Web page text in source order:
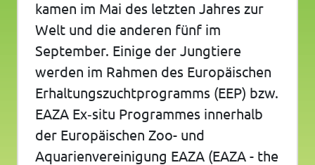
kamen im Mai des letzten Jahres zur
Welt und die anderen fünf im
September. Einige der Jungtiere
werden im Rahmen des Europäischen
Erhaltungszuchtprogramms (EEP) bzw.
EAZA Ex‐situ Programmes innerhalb
der Europäischen Zoo- und
Aquarienvereinigung EAZA (EAZA - the